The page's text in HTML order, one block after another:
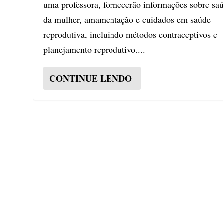
uma professora, fornecerão informações sobre
da mulher, amamentação e cuidados em saúde
reprodutiva, incluindo métodos contraceptivos e
planejamento reprodutivo....
CONTINUE LENDO